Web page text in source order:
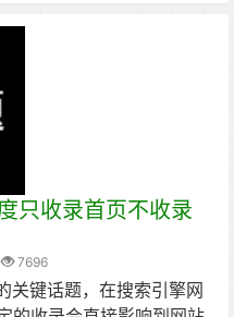
只收录首页不收录
7696
关键话题，在搜索引擎网